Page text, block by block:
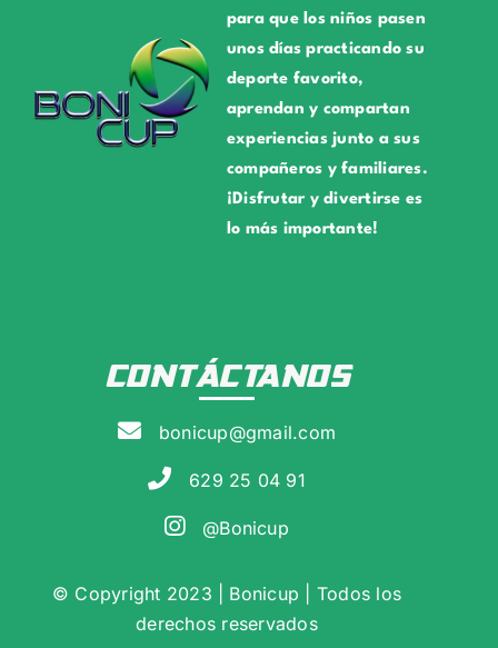
para que los niños pasen
unos días practicando su
deporte favorito,
aprendan y compartan
experiencias junto a sus
compañeros y familiares.
¡Disfrutar y divertirse es
lo más importante!
CONTÁCTANOS
bonicup@gmail.com
629 25 04 91
@Bonicup
© Copyright 2023 | Bonicup | Todos los
derechos reservados